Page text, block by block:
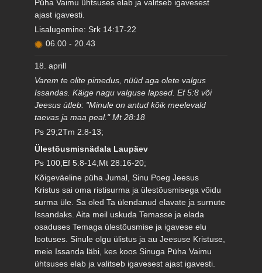
Püha Vaimu ühtsuses elab ja valitseb igavesest
ajast igavesti.
Lisalugemine: Srk 14:17-22
06.00 - 20.43
18. aprill
Varem te olite pimedus, nüüd aga olete valgus
Issandas. Käige nagu valguse lapsed. Ef 5:8 või
Jeesus ütleb: "Minule on antud kõik meelevald
taevas ja maa peal." Mt 28:18
Ps 29;2Tm 2:8-13;
Ülestõusmisnädala Laupäev
Ps 100;Ef 5:8-14;Mt 28:16-20;
Kõigeväeline püha Jumal, Sinu Poeg Jeesus
Kristus sai oma ristisurma ja ülestõusmisega võidu
surma üle. Sa oled Ta ülendanud elavate ja surnute
Issandaks. Aita meil uskuda Temasse ja elada
osaduses Temaga ülestõusmise ja igavese elu
lootuses. Sinule olgu ülistus ja au Jeesuse Kristuse,
meie Issanda läbi, kes koos Sinuga Püha Vaimu
ühtsuses elab ja valitseb igavesest ajast igavesti.